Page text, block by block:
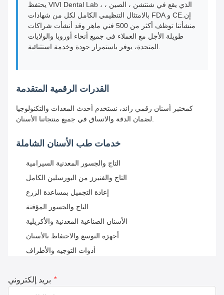
يحتفظ VIVI Dental Lab ، الذي يقع في شنتشن ، الصين ،
بالامتثال التنظيمي الكامل لكل من شهادات FDA و CE.إن
منشأتنا توظف أكثر من 500 فني ماهر وقد أنشأت شراكات
طويلة الأجل مع العملاء في جميع أنحاء أوروبا والولايات
القدرات الرقمية المتقدمة
كمختبر أسنان رقمي رائد، نستخدم أحدث المعدات والتكنولوجيا
خدمات طب الأسنان الشاملة
التاج والجسور المعدنية السيرامية
التاج والفنيرز من البورسلين الكامل
إعادة التجميل بمساعدة الزرع
التاج والجسور المؤقتة
الأسنان الصناعية المعدنية والأكريلية
أجهزة التوسع والاحتفاظ بالأسنان
أدوات التوجيه والأطراف
بريد إلكتروني *